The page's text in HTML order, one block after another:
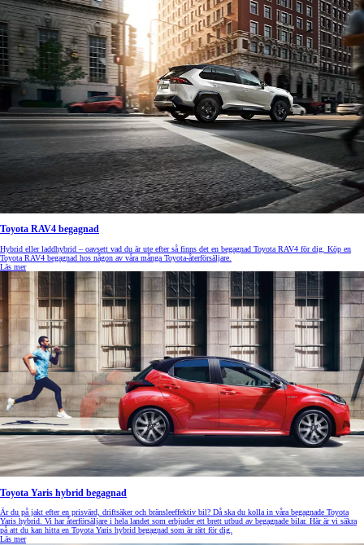
Toyota RAV4 begagnad
Hybrid eller laddhybrid – oavsett vad du är ute efter så finns det en begagnad Toyota RAV4 för dig. Köp en
Toyota RAV4 begagnad hos någon av våra många Toyota-återförsäljare.
Läs mer
Toyota Yaris hybrid begagnad
Är du på jakt efter en prisvärd, driftsäker och bränsleeffektiv bil? Då ska du kolla in våra begagnade Toyota
Yaris hybrid. Vi har återförsäljare i hela landet som erbjuder ett brett utbud av begagnade bilar. Här är vi säkra
på att du kan hitta en Toyota Yaris hybrid begagnad som är rätt för dig.
Läs mer